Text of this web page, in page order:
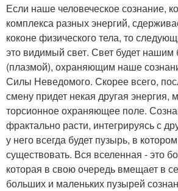
Если наше человеческое сознание,
комплекса разных энергий,
коконе физического тела, то
это видимый свет. Свет будет
(плазмой), охраняющим наше
Силы Неведомого. Скорее всего,
смену придет некая другая энергия,
торсионное охраняющее поле.
фрактально расти, интегрируясь с
у него всегда будет пузырь, в
существовать. Вся вселенная - это
которая в свою очередь вмещает в
больших и маленьких пузырей